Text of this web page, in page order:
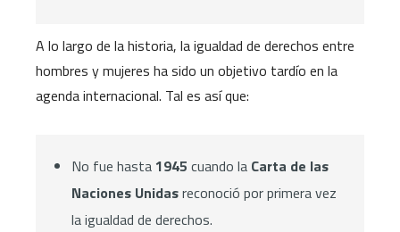
A lo largo de la historia, la igualdad de derechos entre
hombres y mujeres ha sido un objetivo tardío en la
agenda internacional. Tal es así que:
No fue hasta 1945 cuando la Carta de las
Naciones Unidasreconoció por primera vez
la igualdad de derechos.